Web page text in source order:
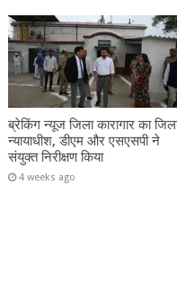
ब्रेकिंग न्यूज जिला कारागार का
न्यायाधीश, डीएम और एसएसपी ने
संयुक्त निरीक्षण किया
4 weeks ago